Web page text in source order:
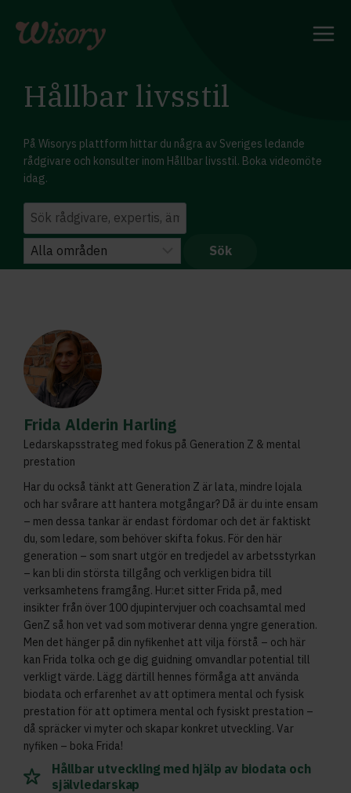
content
Hållbar livsstil
På Wisorys plattform hittar du några av Sveriges ledande
rådgivare och konsulter inom Hållbar livsstil. Boka videomöte
idag.
Frida Alderin Harling
Ledarskapsstrateg med fokus på Generation Z & mental
prestation
Har du också tänkt att Generation Z är lata, mindre lojala
och har svårare att hantera motgångar? Då är du inte ensam
– men dessa tankar är endast fördomar och det är faktiskt
du, som ledare, som behöver skifta fokus. För den här
generation – som snart utgör en tredjedel av arbetsstyrkan
– kan bli din största tillgång och verkligen bidra till
verksamhetens framgång. Hur:et sitter Frida på, med
insikter från över 100 djupintervjuer och coachsamtal med
GenZ så hon vet vad som motiverar denna yngre generation.
Men det hänger på din nyfikenhet att vilja förstå – och här
kan Frida tolka och ge dig guidning omvandlar potential till
verkligt värde. Lägg därtill hennes förmåga att använda
biodata och erfarenhet av att optimera mental och fysisk
prestation för att optimera mental och fysiskt prestation –
då spräcker vi myter och skapar konkret utveckling. Var
nyfiken – boka Frida!
Hållbar utveckling med hjälp av biodata och
självledarskap